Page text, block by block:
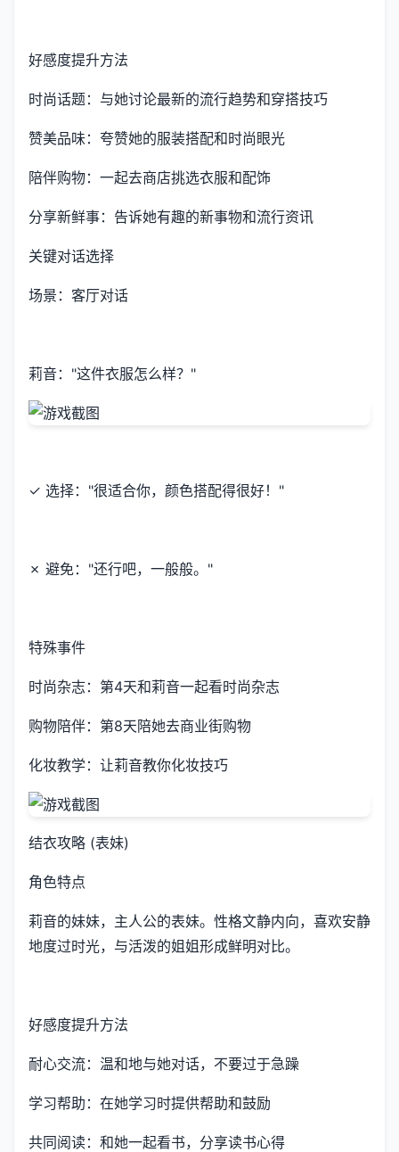
好感度提升方法
时尚话题：与她讨论最新的流行趋势和穿搭技巧
赞美品味：夸赞她的服装搭配和时尚眼光
陪伴购物：一起去商店挑选衣服和配饰
分享新鲜事：告诉她有趣的新事物和流行资讯
关键对话选择
场景：客厅对话
莉音："这件衣服怎么样？"
✓ 选择："很适合你，颜色搭配得很好！"
✗ 避免："还行吧，一般般。"
特殊事件
时尚杂志：第4天和莉音一起看时尚杂志
购物陪伴：第8天陪她去商业街购物
化妆教学：让莉音教你化妆技巧
结衣攻略 (表妹)
角色特点
莉音的妹妹，主人公的表妹。性格文静内向，喜欢安静
地度过时光，与活泼的姐姐形成鲜明对比。
好感度提升方法
耐心交流：温和地与她对话，不要过于急躁
学习帮助：在她学习时提供帮助和鼓励
共同阅读：和她一起看书，分享读书心得